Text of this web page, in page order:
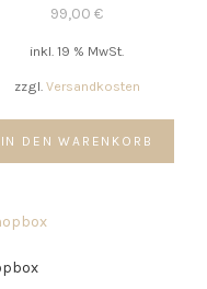
99,00 €
inkl. 19 % MwSt.
zzgl. Versandkosten
IN DEN WARENKORB